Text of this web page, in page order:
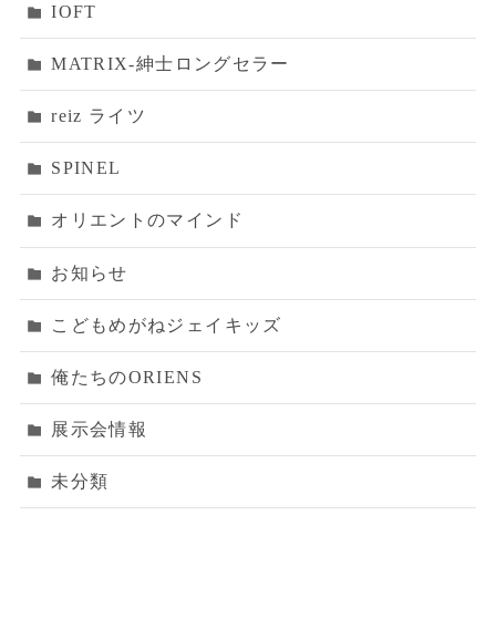
IOFT
MATRIX‐紳士ロングセラー
reiz ライツ
SPINEL
オリエントのマインド
お知らせ
こどもめがねジェイキッズ
俺たちのORIENS
展示会情報
未分類